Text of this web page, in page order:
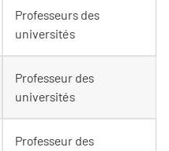
Professeurs des
universités
Professeur des
universités
Professeur des